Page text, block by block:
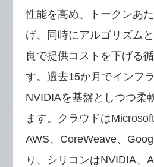
性能を高め、トークンあ
げ、同時にアルゴリズム
良で提供コストを下げる
す。過去15か月でインフ
NVIDIAを基盤としつつ柔
ます。クラウドはMicrosoft
AWS、CoreWeave、
り、シリコンはNVIDIA、